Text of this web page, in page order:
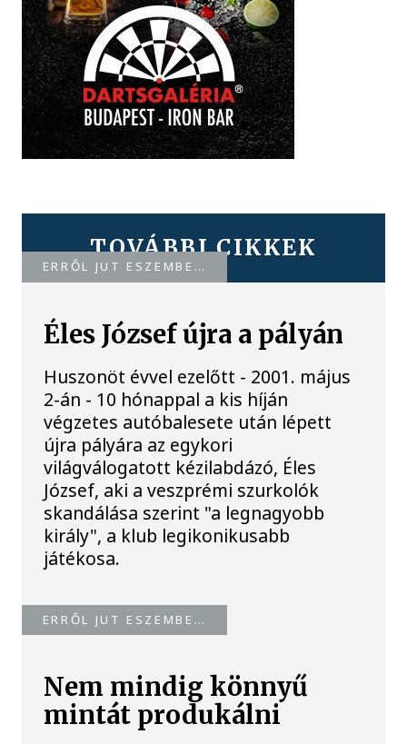
TOVÁBBI CIKKEK
ERRŐL JUT ESZEMBE…
Éles József újra a pályán
Huszonöt évvel ezelőtt - 2001. május
2-án - 10 hónappal a kis híján
végzetes autóbalesete után lépett
újra pályára az egykori
világválogatott kézilabdázó, Éles
József, aki a veszprémi szurkolók
skandálása szerint "a legnagyobb
király", a klub legikonikusabb
játékosa.
ERRŐL JUT ESZEMBE…
Nem mindig könnyű
mintát produkálni